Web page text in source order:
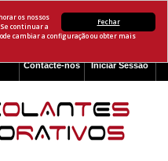
Fechar
os nossos
continuar a
cambiar a configuração ou obter mais
Iniciar Sessão
Contacte-nos